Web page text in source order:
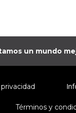
un mundo
Términos y